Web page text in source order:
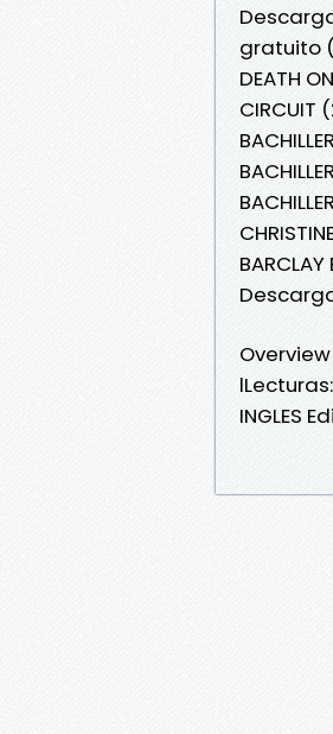
gratuito
DEATH
CIRCUIT
BARCLAY
Overview
lLecturas:
INGLES